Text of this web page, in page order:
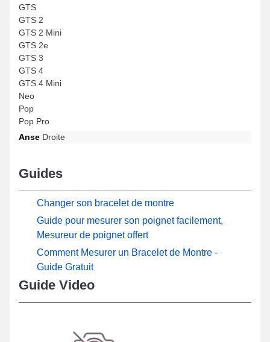
GTS
GTS 2
GTS 2 Mini
GTS 2e
GTS 3
GTS 4
GTS 4 Mini
Neo
Pop
Pop Pro
Anse Droite
Guides
Changer son bracelet de montre
Guide pour mesurer son poignet facilement,
Mesureur de poignet offert
Comment Mesurer un Bracelet de Montre -
Guide Gratuit
Guide Video